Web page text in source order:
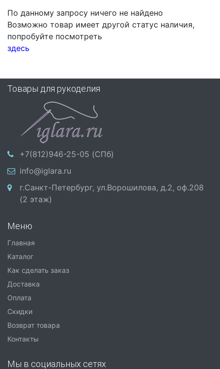
По данному запросу ничего не найдено
Возможно товар имеет другой статус наличия,
попробуйте посмотреть
здесь
Товары для рукоделия
+7(812)946-25-05 (СПб)
info@iglara.ru
г.Санкт-Петербург, ул.Ворошилова, д.2, оф.208
(2 этаж)
Меню
Главная
Каталог
Как сделать заказ
Доставка
Оплата
Скидки
Возврат товара
Контакты
Мы в социальных сетях